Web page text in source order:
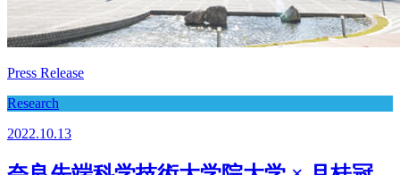
Press Release
Research
2022.10.13